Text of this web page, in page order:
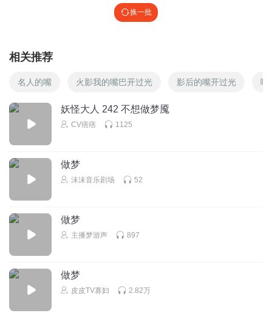
换一批
相关推荐
名人的嘴 火影我的嘴巴开过光 影后的嘴开过光 哪
妖怪大人 242 不想做梦魇
CV痞痞 1125
做梦
沫沫音乐剧场 52
做梦
主播梦游声 897
做梦
皮皮TV寡妇 2.82万